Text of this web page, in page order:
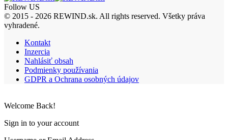
Follow US
© 2015 - 2026 REWIND.sk. All rights reserved. Všetky práva
vyhradené.
Kontakt
Inzercia
Nahlásiť obsah
Podmienky používania
GDPR a Ochrana osobných údajov
Welcome Back!
Sign in to your account